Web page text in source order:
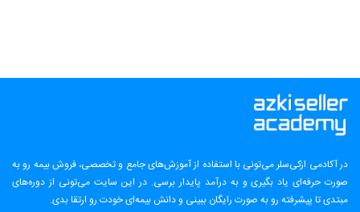
در آکادمی ازکی‌سلر می‌تونی با استفاده از آموزش‌های جامع و تخصصی، فروش بیمه رو به
صورت حرفه‌ای یاد بگیری و به درآمد پایدار برسی. در این سایت می‌تونی از دوره‌های
مبتدی تا پیشرفته رو به صورت رایگان ببینی و دانش بیمه‌ای خودت رو ارتقا بدی.